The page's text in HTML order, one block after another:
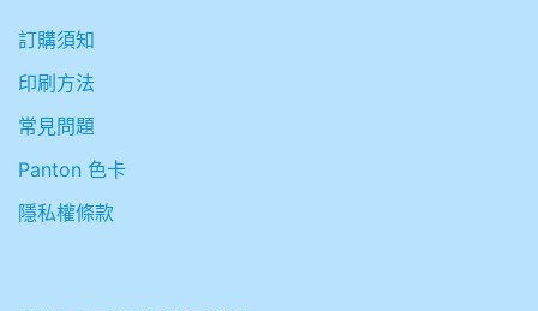
訂購須知
印刷方法
常見問題
Panton 色卡
隱私權條款